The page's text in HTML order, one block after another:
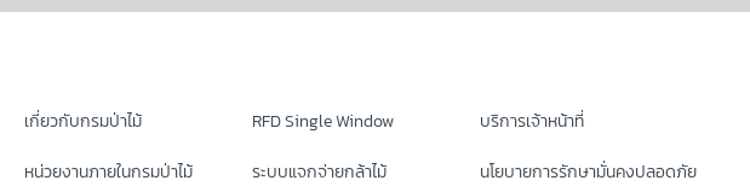
เกี่ยวกับกรมป่าไม้
หน่วยงานภายในกรมป่าไม้
RFD Single Window
ระบบแจกจ่ายกล้าไม้
บริการเจ้าหน้าที่
นโยบายการรักษามั่นคงปลอดภัย